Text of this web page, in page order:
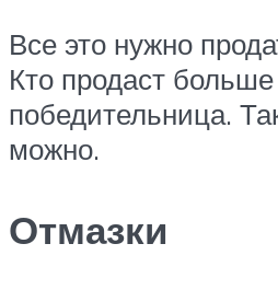
Все это нужно
Кто продаст больше
победительница.
можно.
Отмазки